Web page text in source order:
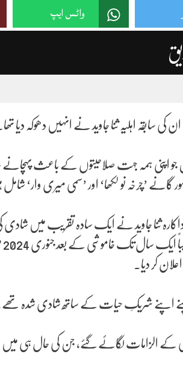
واٹس ایپ
اہلیہ ثنا جاوید نے انہیں دھوکہ دیا تھا۔
ہیں جو اپنی ہمہ جہت صلاحیتوں کے باعث
گانے ’چرخہ نو لکھا‘ اور ’سمی میری وار‘ شامل
اداکارہ ثنا جاوید نے ایک سادہ تقریب میں
کر دیا۔
اپنے شریکِ حیات کے ساتھ شادی شدہ تھے۔
کے الزامات لگائے گئے، جن کی حال ہی میں